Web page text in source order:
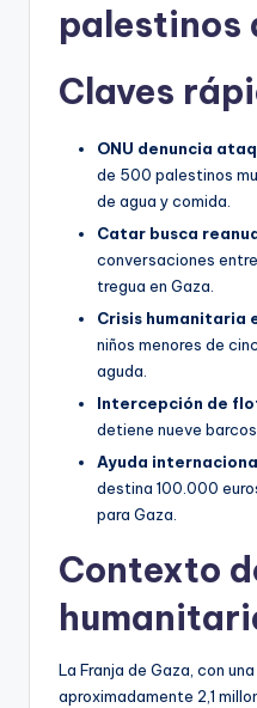
palestinos
Claves
ONU denuncia
de 500 palestinos
de agua y comida.
Catar busca
conversaciones
tregua en Gaza.
Crisis humanitaria
niños menores de
aguda.
Intercepción de
detiene nueve
Ayuda
destina 100.000
para Gaza.
Contexto
La Franja de Gaza, con
aproximadamente 2,1